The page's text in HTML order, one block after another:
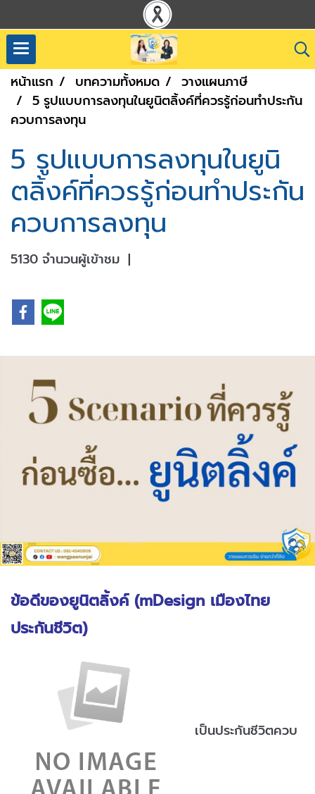
หน้าแรก บทความทั้งหมด
วางแผนภาษี
5 รูปแบบการลงทุนในยูนิตลิ้งค์ที่ควรรู้ก่อนทำประกัน
ควบการลงทุน
5 รูปแบบการลงทุนในยูนิ
ตลิ้งค์ที่ควรรู้ก่อนทำประกัน
ควบการลงทุน
5130 จำนวนผู้เข้าชม |
ข้อดีของยูนิตลิ้งค์ (mDesign เมืองไทย
ประกันชีวิต)
เป็นประกันชีวิตควบ